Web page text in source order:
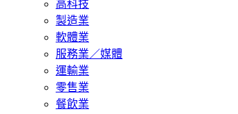
高科技
製造業
軟體業
服務業／媒體
運輸業
零售業
餐飲業